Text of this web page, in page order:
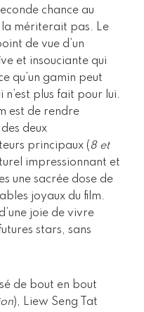
chance au
mériterait pas. Le
de vue d’un
et insouciante qui
qu’un gamin peut
n’est plus fait pour lui.
est de rendre
deux
principaux (8 et
impressionnant et
une sacrée dose de
joyaux du film.
joie de vivre
stars, sans
de bout en bout
), Liew Seng Tat